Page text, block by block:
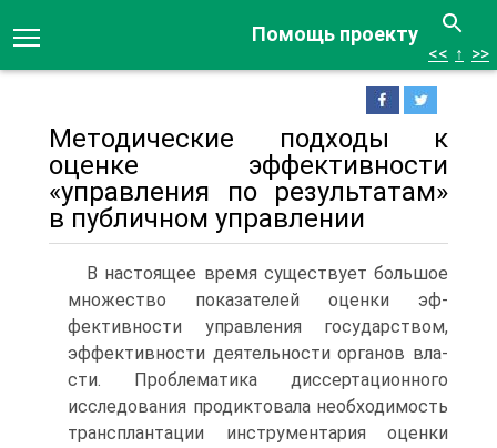
Помощь проекту
<< ↑ >>
Методические подходы к
оценке эффективности
«управления по результатам»
в публичном управлении
В настоящее время существует большое
множество показателей оценки эф­
фективности управления государством,
эффективности деятельности органов вла­
сти. Проблематика диссертационного
исследования продиктовала необходимость
трансплантации инструментария оценки